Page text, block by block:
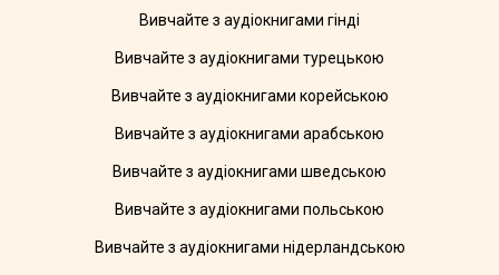
Вивчайте з аудіокнигами гінді
Вивчайте з аудіокнигами турецькою
Вивчайте з аудіокнигами корейською
Вивчайте з аудіокнигами арабською
Вивчайте з аудіокнигами шведською
Вивчайте з аудіокнигами польською
Вивчайте з аудіокнигами нідерландською